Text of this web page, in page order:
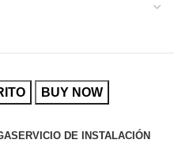
BUY NOW
SERVICIO DE INSTALACIÓN